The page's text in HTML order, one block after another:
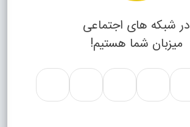
در شبکه های اجتماعی
میزبان شما هستیم!